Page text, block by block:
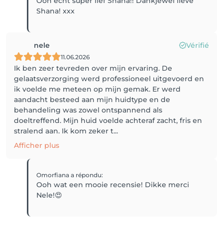
Shana! xxx
nele Vérifié
11.06.2026
Ik ben zeer tevreden over mijn ervaring. De
gelaatsverzorging werd professioneel uitgevoerd en
ik voelde me meteen op mijn gemak. Er werd
aandacht besteed aan mijn huidtype en de
behandeling was zowel ontspannend als
doeltreffend. Mijn huid voelde achteraf zacht, fris en
stralend aan. Ik kom zeker t...
Afficher plus
Omorfianaa répondu:
Ooh wat een mooie recensie! Dikke merci
Nele!😍